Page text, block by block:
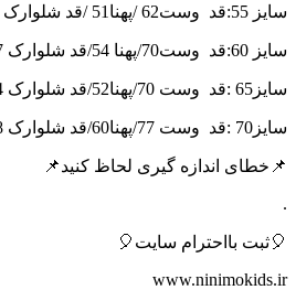
سایز 55:قد وست62 /پهنا51 /قد شلوارک 44/قد تا فاق 27
سایز 60:قد وست70/پهنا 54/قد شلوارک 47/قد تا فاق 25
سایز65 :قد وست 70/پهنا52/قد شلوارک 54/قد تا فاق27
سایز70 :قد وست 77/پهنا60/قد شلوارک 58/قد تا فاق27
📌خطای اندازه گیری لحاظ کنید📌
.
🎈ثبت بااحترام سایت🎈
www.ninimokids.ir